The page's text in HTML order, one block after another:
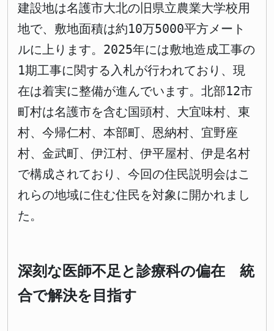
建設地は名護市大北の旧県立農業大学校用
地で、敷地面積は約10万5000平方メート
ルに上ります。2025年には敷地造成工事の
1期工事に関する入札が行われており、現
在は着実に整備が進んでいます。北部12市
町村は名護市を含む国頭村、大宜味村、東
村、今帰仁村、本部町、恩納村、宜野座
村、金武町、伊江村、伊平屋村、伊是名村
で構成されており、今回の住民説明会はこ
れらの地域に住む住民を対象に開かれまし
た。
深刻な医師不足と診療科の偏在 統
合で解決を目指す